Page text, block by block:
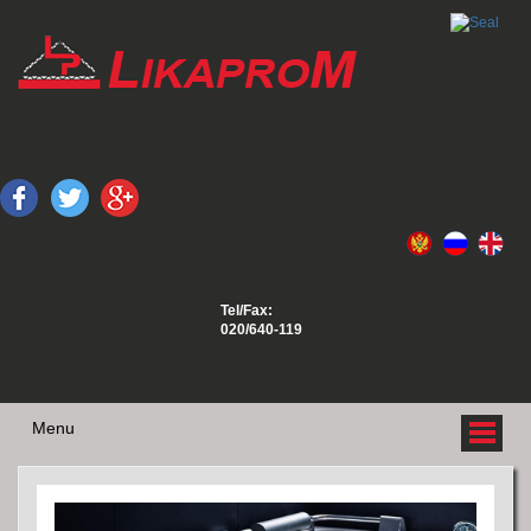
Tel/Fax:
020/640-119
Menu